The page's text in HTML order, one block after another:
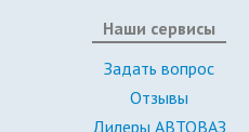
Наши сервисы
Задать вопрос
Отзывы
Дилеры АВТОВАЗ